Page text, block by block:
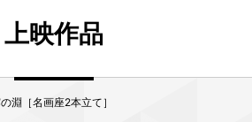
上映作品
淵［名画座2本立て］